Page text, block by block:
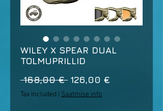
WILEY X SPEAR DUAL
TOLMUPRILLID
168,00 € Regular
Price
126,00 €
Tax Included Saatmise info